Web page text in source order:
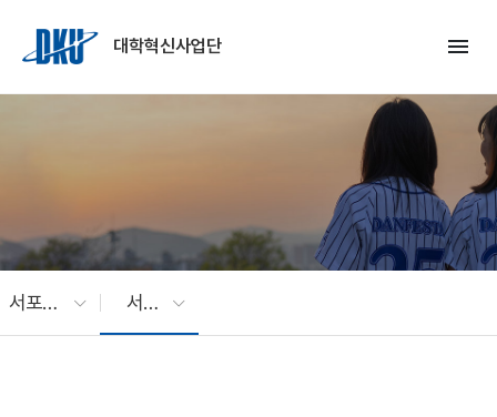
대학혁신사업단
menu
서포터즈 서포터즈 활동